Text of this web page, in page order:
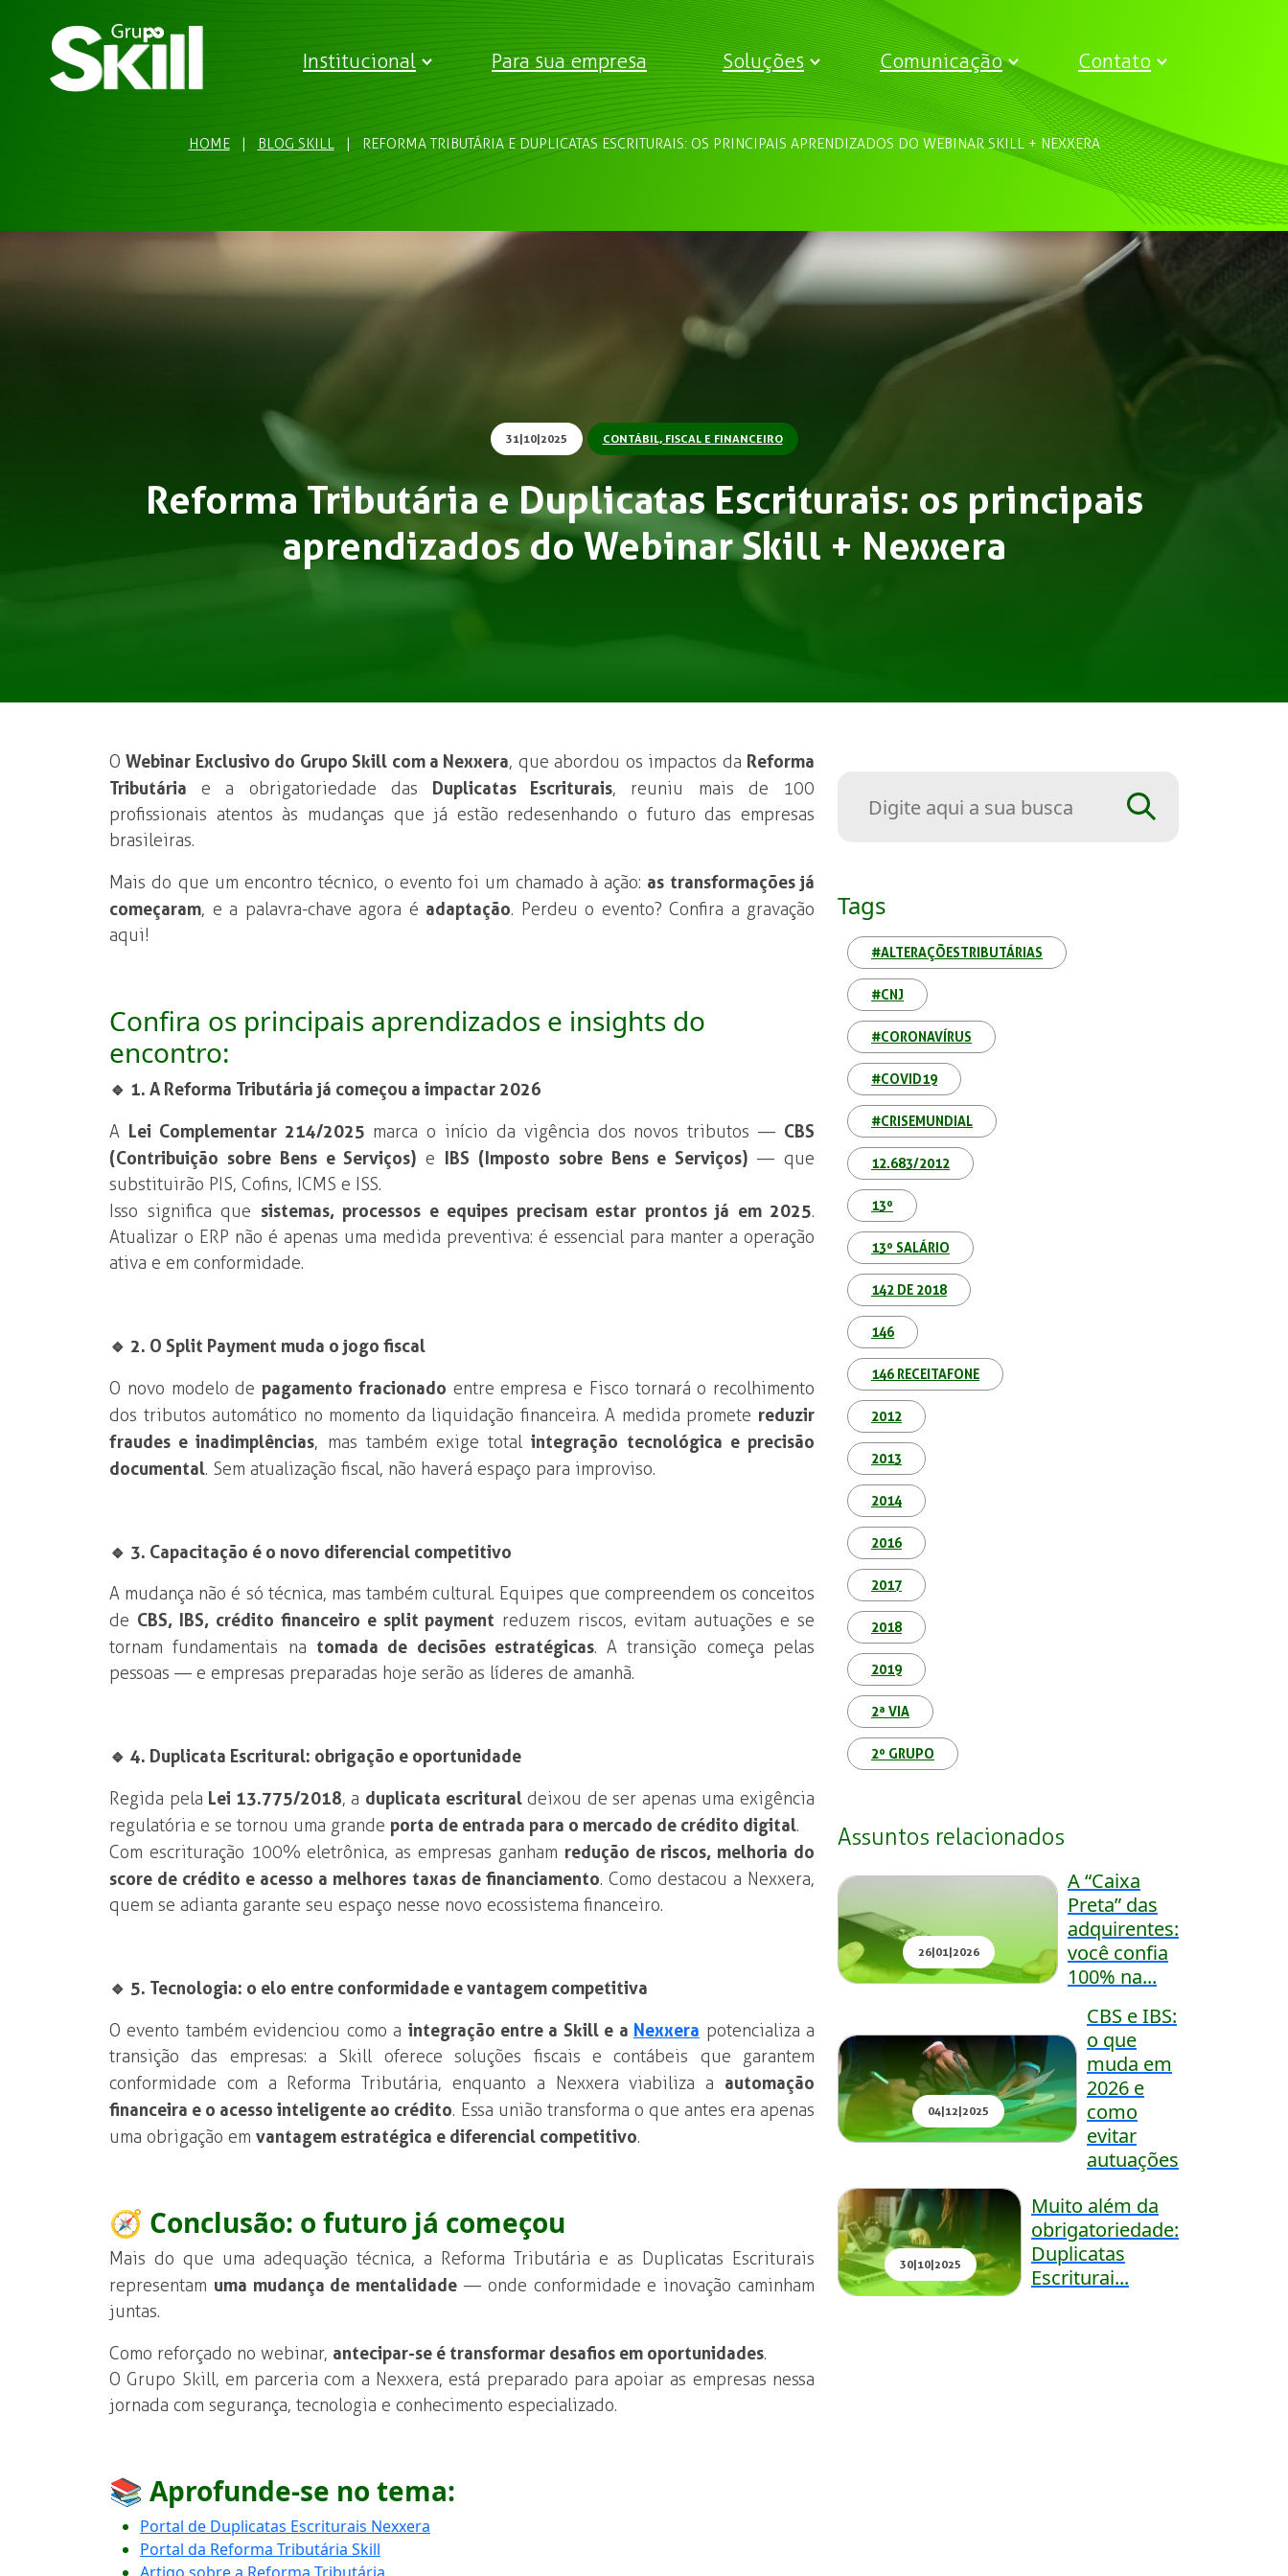
Institucional Para sua empresa Soluções Comunicação Contato
HOME | BLOG SKILL | REFORMA TRIBUTÁRIA E DUPLICATAS ESCRITURAIS: OS PRINCIPAIS APRENDIZADOS DO WEBINAR SKILL + NEXXERA
31|10|2025 CONTÁBIL, FISCAL E FINANCEIRO
Reforma Tributária e Duplicatas Escriturais: os principais
aprendizados do Webinar Skill + Nexxera
OWebinar Exclusivo do Grupo Skill com a Nexxera, que abordou os impactos da Reforma
Tributária e a obrigatoriedade das Duplicatas Escriturais, reuniu mais de 100
profissionais atentos às mudanças que já estão redesenhando o futuro das empresas
brasileiras.
Mais do que um encontro técnico, o evento foi um chamado à ação: as transformações já
começaram, e a palavra-chave agora é adaptação. Perdeu o evento? Confira a gravação
aqui!
Confira os principais aprendizados e insights do
encontro:
🔹 1. A Reforma Tributária já começou a impactar 2026
A Lei Complementar 214/2025 marca o início da vigência dos novos tributos — CBS
(Contribuição sobre Bens e Serviços) e IBS (Imposto sobre Bens e Serviços) — que
substituirão PIS, Cofins, ICMS e ISS.
Isso significa que sistemas, processos e equipes precisam estar prontos já em 2025.
Atualizar o ERP não é apenas uma medida preventiva: é essencial para manter a operação
ativa e em conformidade.
🔹 2. O Split Payment muda o jogo fiscal
O novo modelo de pagamento fracionado entre empresa e Fisco tornará o recolhimento
dos tributos automático no momento da liquidação financeira. A medida promete reduzir
fraudes e inadimplências, mas também exige totalintegração tecnológica e precisão
documental. Sem atualização fiscal, não haverá espaço para improviso.
🔹 3. Capacitação é o novo diferencial competitivo
A mudança não é só técnica, mas também cultural. Equipes que compreendem os conceitos
de CBS, IBS, crédito financeiro e split payment reduzem riscos, evitam autuações e se
tornam fundamentais na tomada de decisões estratégicas. A transição começa pelas
pessoas — e empresas preparadas hoje serão as líderes de amanhã.
🔹 4. Duplicata Escritural: obrigação e oportunidade
Regida pela Lei 13.775/2018, a duplicata escrituraldeixou de ser apenas uma exigência
regulatória e se tornou uma grande porta de entrada para o mercado de crédito digital.
Com escrituração 100% eletrônica, as empresas ganham redução de riscos, melhoria do
score de crédito e acesso a melhores taxas de financiamento. Como destacou a Nexxera,
quem se adianta garante seu espaço nesse novo ecossistema financeiro.
🔹 5. Tecnologia: o elo entre conformidade e vantagem competitiva
O evento também evidenciou como a integração entre a Skill e a Nexxera potencializa a
transição das empresas: a Skill oferece soluções fiscais e contábeis que garantem
conformidade com a Reforma Tributária, enquanto a Nexxera viabiliza a automação
financeira e o acesso inteligente ao crédito. Essa união transforma o que antes era apenas
uma obrigação em vantagem estratégica e diferencial competitivo.
🧭 Conclusão: o futuro já começou
Mais do que uma adequação técnica, a Reforma Tributária e as Duplicatas Escriturais
representam uma mudança de mentalidade — onde conformidade e inovação caminham
juntas.
Como reforçado no webinar, antecipar-se é transformar desafios em oportunidades.
O Grupo Skill, em parceria com a Nexxera, está preparado para apoiar as empresas nessa
jornada com segurança, tecnologia e conhecimento especializado.
📚 Aprofunde-se no tema:
Portal de Duplicatas Escriturais Nexxera
Portal da Reforma Tributária Skill
Tags
#ALTERAÇÕESTRIBUTÁRIAS
#CNJ
#CORONAVÍRUS
#COVID19
#CRISEMUNDIAL
12.683/2012
13º
13º SALÁRIO
142 DE 2018
146
146 RECEITAFONE
2012
2013
2014
2016
2017
2018
2019
2ª VIA
2º GRUPO
Assuntos relacionados
26|01|2026
A “Caixa
Preta” das
adquirentes:
você confia
100% na...
04|12|2025
CBS e IBS:
o que
muda em
2026 e
como
evitar
autuações
30|10|2025
Muito além da
obrigatoriedade:
Duplicatas
Escriturai...